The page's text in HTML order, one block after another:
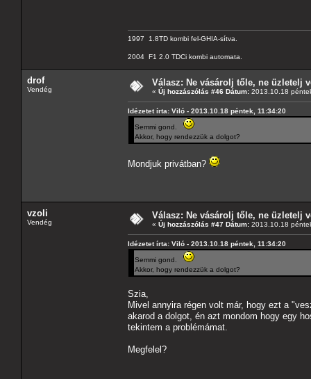
1997 1.8TD kombi fel-GHIA-sítva.
2004 F1 2.0 TDCi kombi automata.
drof
Vendég
Válasz: Ne vásárolj tőle, ne üzletelj
« Új hozzászólás #46 Dátum: 2013.10.18
Idézetet írta: Viló - 2013.10.18 péntek, 11:34:20
Semmi gond.
Akkor, hogy rendezzük a dolgot?
Mondjuk privátban?
vzoli
Vendég
Válasz: Ne vásárolj tőle, ne üzletelj
« Új hozzászólás #47 Dátum: 2013.10.18
Idézetet írta: Viló - 2013.10.18 péntek, 11:34:20
Semmi gond.
Akkor, hogy rendezzük a dolgot?
Szia,
Mivel annyira régen volt már, hogy ezt a
akarod a dolgot, én azt mondom hogy egy
tekintem a problémámat.
Megfelel?